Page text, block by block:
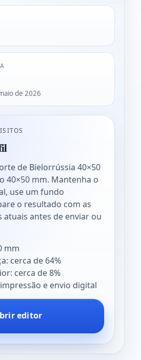
de 2026
de Bielorrússia 40×50
40×50 mm. Mantenha o
use um fundo
o resultado com as
atuais antes de enviar ou
mm
cerca de 64%
cerca de 8%
e envio digital
editor